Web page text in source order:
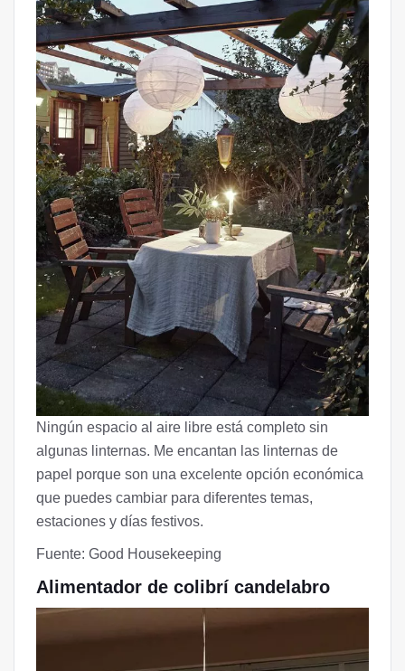
Ningún espacio al aire libre está completo sin
algunas linternas. Me encantan las linternas de
papel porque son una excelente opción económica
que puedes cambiar para diferentes temas,
estaciones y días festivos.
Fuente: Good Housekeeping
Alimentador de colibrí candelabro